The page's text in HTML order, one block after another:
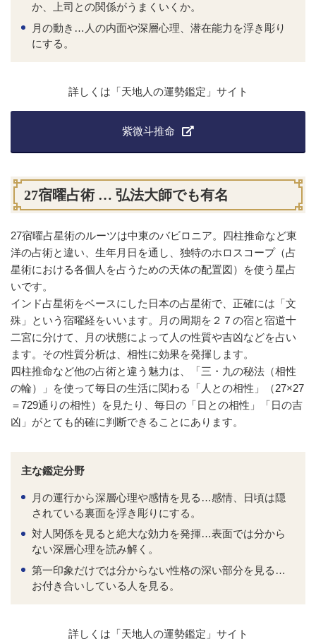
か、上司との関係がうまくいくか。
月の動き…人の内面や深層心理、潜在能力を浮き彫り
にする。
詳しくは「天地人の運勢鑑定」サイト
紫微斗推命
27宿曜占術 … 弘法大師でも有名
27宿曜占星術のルーツは中東のバビロニア。四柱推命など東
洋の占術と違い、生年月日を通し、独特のホロスコープ（占
星術における各個人を占うための天体の配置図）を使う星占
いです。
インド占星術をベースにした日本の占星術で、正確には「文
殊」という宿曜経をいいます。月の周期を２７の宿と宿道十
二宮に分けて、月の状態によって人の性質や吉凶などを占い
ます。その性質分析は、相性に効果を発揮します。
四柱推命など他の占術と違う魅力は、「三・九の秘法（相性
の輪）」を使って毎日の生活に関わる「人との相性」（27×27
＝729通りの相性）を見たり、毎日の「日との相性」「日の吉
凶」がとても的確に判断できることにあります。
主な鑑定分野
月の運行から深層心理や感情を見る…感情、日頃は隠
されている裏面を浮き彫りにする。
対人関係を見ると絶大な効力を発揮…表面では分から
ない深層心理を読み解く。
第一印象だけでは分からない性格の深い部分を見る…
お付き合いしている人を見る。
詳しくは「天地人の運勢鑑定」サイト